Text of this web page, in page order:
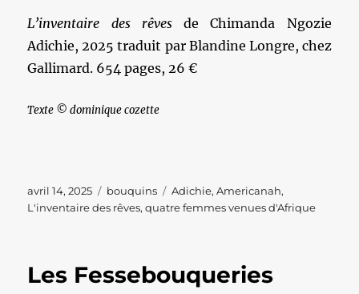
L’inventaire des rêvesde Chimanda Ngozie
Adichie, 2025 traduit par Blandine Longre, chez
Gallimard. 654 pages, 26 €
Texte © dominique cozette
Publié
le
avril 14, 2025 Catégories
bouquins Étiquettes
Adichie,Americanah,
L'inventaire des rêves,quatre femmes venues d'Afrique
Les Fessebouqueries